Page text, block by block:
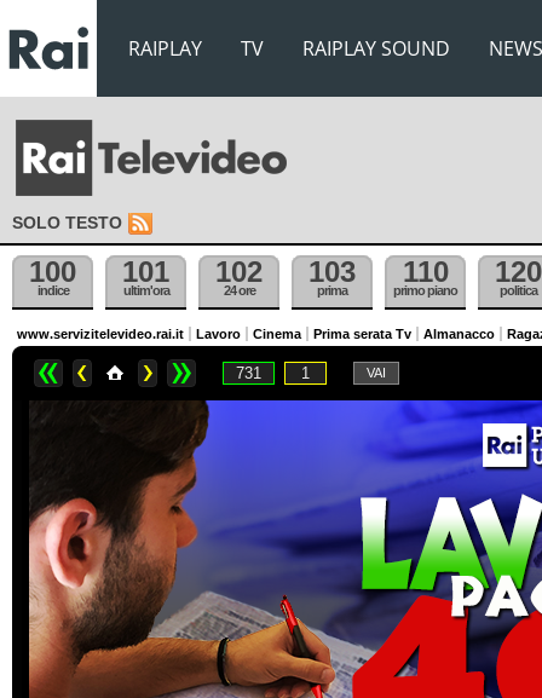
RAIPLAY TV RAIPLAY SOUND NEWS
SOLO TESTO
100
indice
101
ultim'ora
102
24 ore
103
prima
110
primo piano
120
politica
www.servizitelevideo.rai.it Lavoro Cinema Prima serata Tv Almanacco